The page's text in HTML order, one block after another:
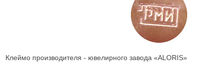
Клеймо производителя - ювелирного завода «ALORIS»